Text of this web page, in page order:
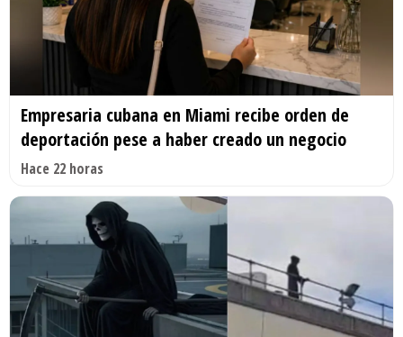
Empresaria cubana en Miami recibe orden de
deportación pese a haber creado un negocio
Hace 22 horas